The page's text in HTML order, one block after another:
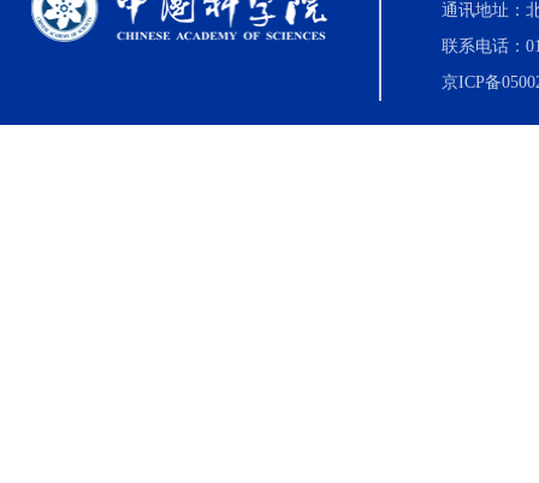
通讯地址：
联系电话：
京ICP备